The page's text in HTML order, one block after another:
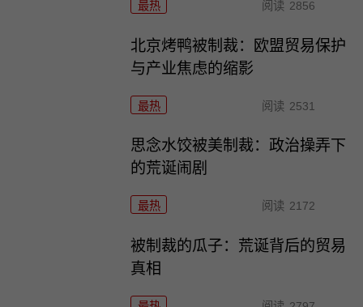
最热 阅读 2856
北京烤鸭被制裁：欧盟贸易保护
与产业焦虑的缩影
最热 阅读 2531
思念水饺被美制裁：政治操弄下
的荒诞闹剧
最热 阅读 2172
被制裁的瓜子：荒诞背后的贸易
真相